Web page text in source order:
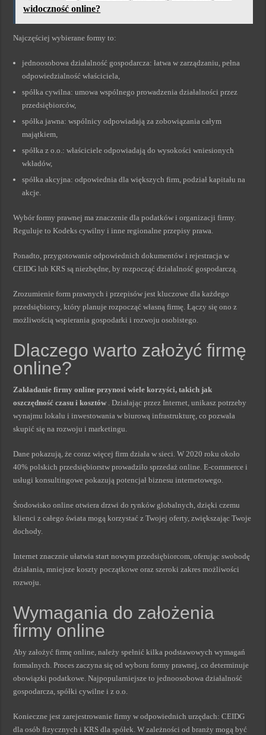
widoczność online?
Najczęściej wybierane formy to:
jednoosobowa działalność gospodarcza: łatwa w zarządzaniu, pełna
odpowiedzialność właściciela,
spółka cywilna: umowa wspólnego prowadzenia działalności przez
przedsiębiorców,
spółka jawna: wspólnicy odpowiadają za zobowiązania całym
majątkiem,
spółka z o.o.: właściciele odpowiadają do wysokości wniesionych
wkładów,
spółka akcyjna: odpowiednia dla większych firm, podział kapitału na
akcje.
Wybór formy prawnej ma znaczenie dla podatków i organizacji firmy.
Reguluje to Kodeks cywilny i inne regionalne przepisy prawa.
Ponadto, przygotowanie odpowiednich dokumentów i rejestracja w
CEIDG lub KRS są niezbędne, by rozpocząć działalność gospodarczą.
Zrozumienie form prawnych i przepisów jest kluczowe dla każdego
przedsiębiorcy, który planuje rozpocząć własną firmę. Łączy się ono z
możliwością wspierania gospodarki i rozwoju osobistego.
Dlaczego warto założyć firmę
online?
Zakładanie firmy online przynosi wiele korzyści, takich jak
oszczędność czasu i kosztów . Działając przez Internet, unikasz potrzeby
wynajmu lokalu i inwestowania w biurową infrastrukturę, co pozwala
skupić się na rozwoju i marketingu.
Dane pokazują, że coraz więcej firm działa w sieci. W 2020 roku około
40% polskich przedsiębiorstw prowadziło sprzedaż online. E-commerce i
usługi konsultingowe pokazują potencjał biznesu internetowego.
Środowisko online otwiera drzwi do rynków globalnych, dzięki czemu
klienci z całego świata mogą korzystać z Twojej oferty, zwiększając Twoje
dochody.
Internet znacznie ułatwia start nowym przedsiębiorcom, oferując swobodę
działania, mniejsze koszty początkowe oraz szeroki zakres możliwości
rozwoju.
Wymagania do założenia
firmy online
Aby założyć firmę online, należy spełnić kilka podstawowych wymagań
formalnych. Proces zaczyna się od wyboru formy prawnej, co determinuje
obowiązki podatkowe. Najpopularniejsze to jednoosobowa działalność
gospodarcza, spółki cywilne i z o.o.
Konieczne jest zarejestrowanie firmy w odpowiednich urzędach: CEIDG
dla osób fizycznych i KRS dla spółek. W zależności od branży mogą być